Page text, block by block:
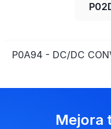
P0A94 - DC/DC
Mejora